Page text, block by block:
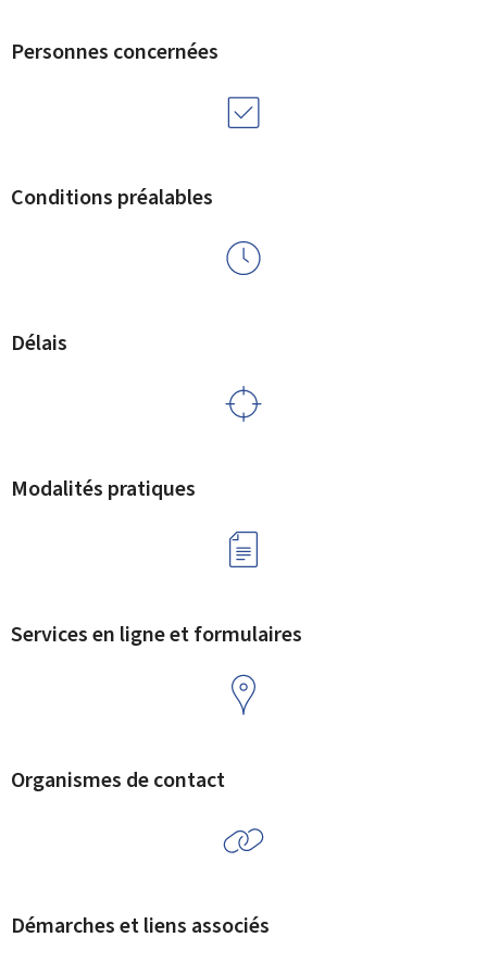
Personnes concernées
Conditions préalables
Délais
Modalités pratiques
Services en ligne et formulaires
Organismes de contact
Démarches et liens associés